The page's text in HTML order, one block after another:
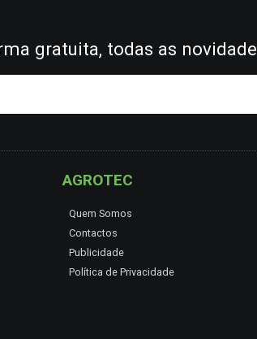
gratuita, todas as
AGROTEC
Quem Somos
Contactos
Publicidade
Política de Privacidade